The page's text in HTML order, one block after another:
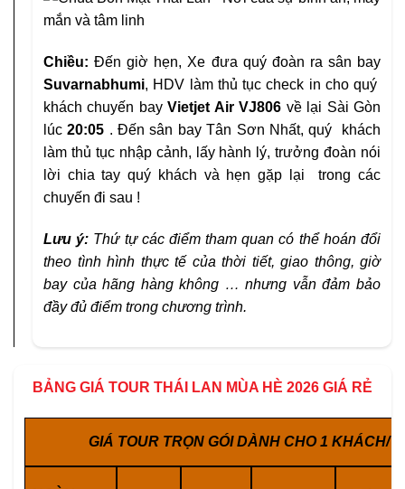
Chiều:Đến giờ hẹn, Xe đưa quý đoàn ra sân bay
Suvarnabhumi, HDV làm thủ tục check in cho quý
khách chuyến bayVietjet Air VJ806 về lại Sài Gòn
lúc20:05 . Đến sân bay Tân Sơn Nhất, quý khách
làm thủ tục nhập cảnh, lấy hành lý, trưởng đoàn nói
lời chia tay quý khách và hẹn gặp lại trong các
chuyến đi sau !
Lưu ý: Thứ tự các điểm tham quan có thể hoán đổi
theo tình hình thực tế của thời tiết, giao thông, giờ
bay của hãng hàng không … nhưng vẫn đảm bảo
đầy đủ điểm trong chương trình.
BẢNG GIÁ TOUR THÁI LAN MÙA HÈ 2026 GIÁ RẺ
GIÁ TOUR TRỌN GÓI DÀNH CHO 1 KHÁCH/